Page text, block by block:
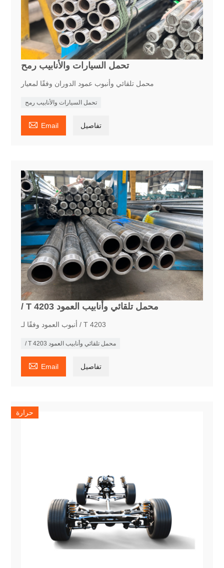
تحمل السيارات والأنابيب رمح
محمل تلقائي وأنبوب عمود الدوران وفقًا لمعيار
تحمل السيارات والأنابيب رمح
 Email تفاصيل
/ T 4203 محمل تلقائي وأنابيب العمود
أنبوب العمود وفقًا لـ / T 4203
/ T 4203 محمل تلقائي وأنابيب العمود
 Email تفاصيل
حرارة